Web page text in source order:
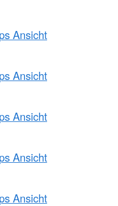
Ansicht
Ansicht
Ansicht
Ansicht
Ansicht